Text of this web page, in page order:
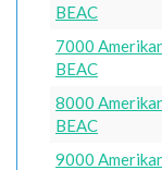
BEAC
7000
BEAC
8000
BEAC
9000